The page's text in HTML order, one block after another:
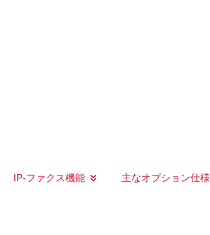
IP-ファクス機能
主なオプション仕様